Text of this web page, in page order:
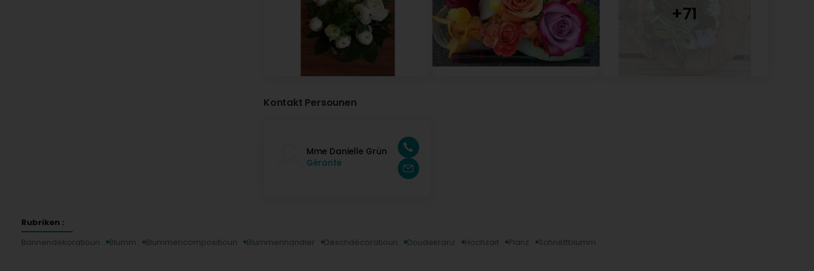
Kontakt Persounen
Mme Danielle Grün
Gérante
Rubriken :
Bannendekoratioun
Blumm Blummencompositioun Blummenhändler Dëschdécoratioun Doudekranz Hochzäit Planz Schnëttblumm